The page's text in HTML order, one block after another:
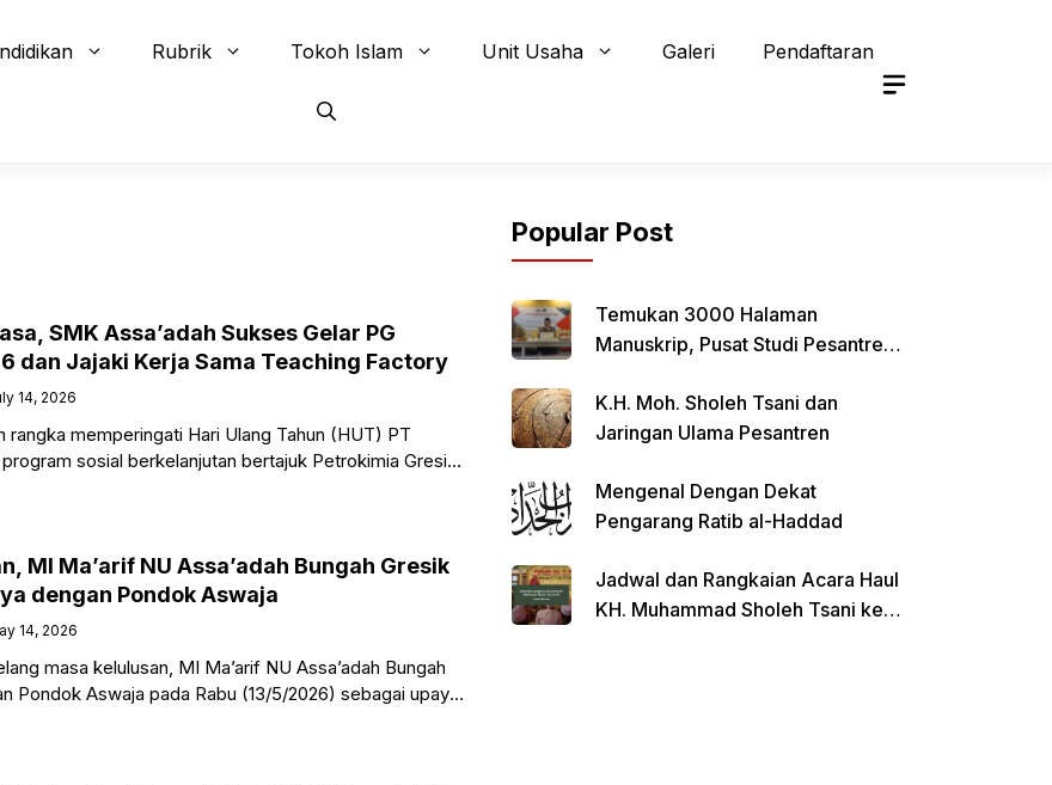
Rubrik Tokoh Islam Unit Usaha Galeri Pendaftaran
SMK Assa’adah Sukses Gelar PG
dan Jajaki Kerja Sama Teaching Factory
14, 2026
rangka memperingati Hari Ulang Tahun (HUT) PT
sosial berkelanjutan bertajuk Petrokimia Gresik
MI Ma’arif NU Assa’adah Bungah Gresik
dengan Pondok Aswaja
14, 2026
masa kelulusan, MI Ma’arif NU Assa’adah Bungah
Pondok Aswaja pada Rabu (13/5/2026) sebagai upaya
Popular Post
Temukan 3000 Halaman
Manuskrip, Pusat Studi Pesantren
K.H. Moh. Sholeh Tsani dan
Jaringan Ulama Pesantren
Mengenal Dengan Dekat
Pengarang Ratib al-Haddad
Jadwal dan Rangkaian Acara Haul
KH. Muhammad Sholeh Tsani ke-